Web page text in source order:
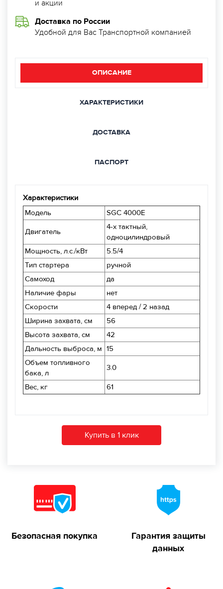
и акции
Доставка по России
Удобной для Вас Транспортной компанией
ОПИСАНИЕ
ХАРАКТЕРИСТИКИ
ДОСТАВКА
ПАСПОРТ
Характеристики
Модель
SGC 4000E
Двигатель
4-х тактный,
одноцилиндровый
Мощность, л.с./кВт
5.5/4
Тип стартера
ручной
Самоход
да
Наличие фары
нет
Скорости
4 вперед / 2 назад
Ширина захвата, см
56
Высота захвата, см
42
Дальность выброса, м 15
Объем топливного
бака, л
3.0
Вес, кг 61
Купить в 1 клик
Безопасная покупка
Гарантия защиты
данных